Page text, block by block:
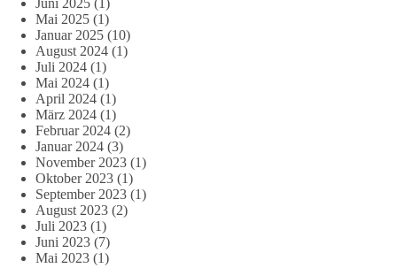
Juni 2025 (1)
Mai 2025 (1)
Januar 2025 (10)
August 2024 (1)
Juli 2024 (1)
Mai 2024 (1)
April 2024 (1)
März 2024 (1)
Februar 2024 (2)
Januar 2024 (3)
November 2023 (1)
Oktober 2023 (1)
September 2023 (1)
August 2023 (2)
Juli 2023 (1)
Juni 2023 (7)
Mai 2023 (1)